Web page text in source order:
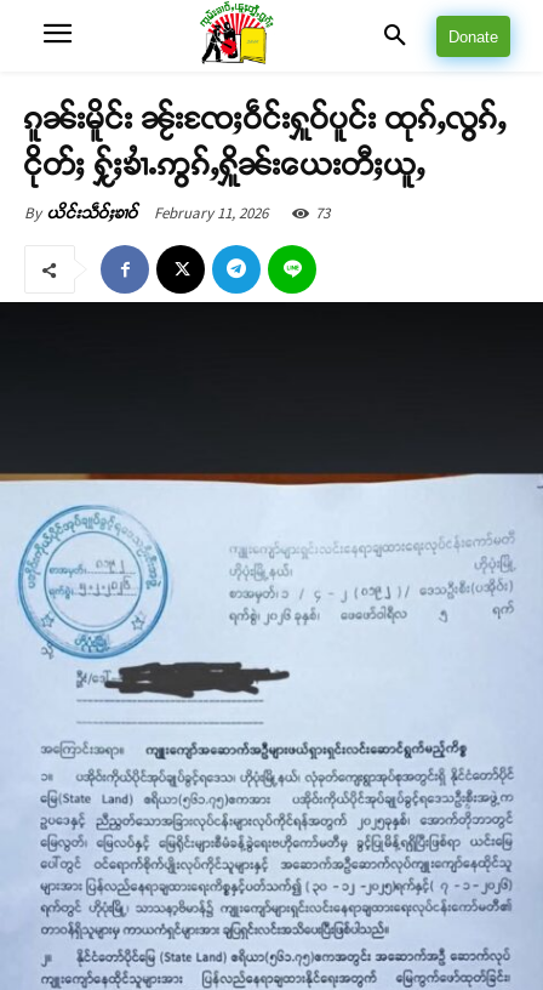
Donate
ၵူၼ်းမိူင်း ၼႂ်းၸႄႈဝဵင်းႁူဝ်ပူင်း ထုၵ်ႇလွၵ်ႇ
ငိုတ်ႈ ႁႂ်ႈၶၢႆႉဢွၵ်ႇႁိူၼ်းယေးတီႈယူႇ
By ယိင်းသဵဝ်ႈၶၢဝ် February 11, 2026 73